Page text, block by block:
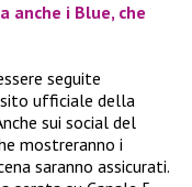
anche i Blue, che
seguite
ufficiale della
sui social del
mostreranno i
saranno assicurati.